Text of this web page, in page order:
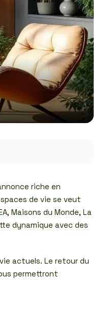
riche en
de vie se veut
Maisons du Monde, La
dynamique avec des
actuels. Le retour du
permettront